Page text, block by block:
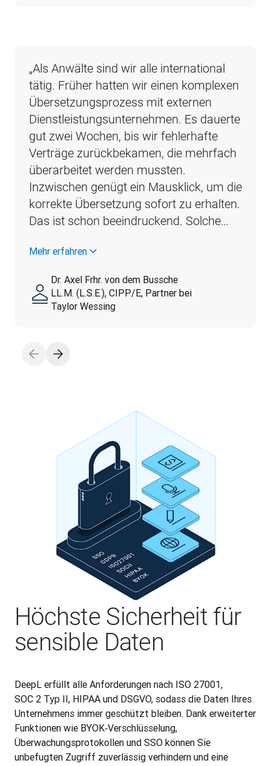
„Als Anwälte sind wir alle international
tätig. Früher hatten wir einen komplexen
Übersetzungsprozess mit externen
Dienstleistungsunternehmen. Es dauerte
gut zwei Wochen, bis wir fehlerhafte
Verträge zurückbekamen, die mehrfach
überarbeitet werden mussten.
Inzwischen genügt ein Mausklick, um die
korrekte Übersetzung sofort zu erhalten.
Das ist schon beeindruckend. Solche…
Mehr erfahren
Dr. Axel Frhr. von dem Bussche
LL.M. (L.S.E.), CIPP/E, Partner bei
Taylor Wessing
Höchste Sicherheit für
sensible Daten
DeepL erfüllt alle Anforderungen nach ISO 27001,
SOC 2 Typ II, HIPAA und DSGVO, sodass die Daten Ihres
Unternehmens immer geschützt bleiben. Dank erweiterter
Funktionen wie BYOK‑Verschlüsselung,
Überwachungsprotokollen und SSO können Sie
unbefugten Zugriff zuverlässig verhindern und eine